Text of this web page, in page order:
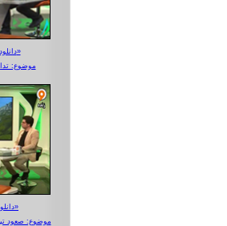
دانلود سومین قسمت «کوه‌گشت»
موضوع:
دانلود دومین قسمت «کوه‌گشت»
موضوع: صعود تیمی به 31 قله مرتفع